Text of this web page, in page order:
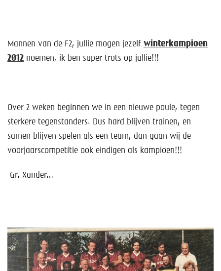
Mannen van de F2, jullie mogen jezelf winterkampioen
2012 noemen, ik ben super trots op jullie!!!
Over 2 weken beginnen we in een nieuwe poule, tegen
sterkere tegenstanders. Dus hard blijven trainen, en
samen blijven spelen als een team, dan gaan wij de
voorjaarscompetitie ook eindigen als kampioen!!!
Gr. Xander…